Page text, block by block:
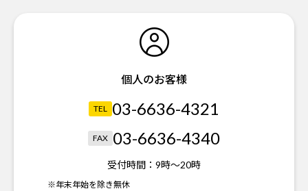
個人のお客様
TEL 03-6636-4321
FAX 03-6636-4340
受付時間： 9時～20時
※年末年始を除き無休